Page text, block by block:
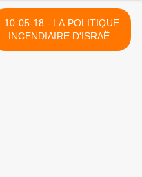
10-05-18 - LA POLITIQUE
INCENDIAIRE D'ISRAËL
ME RAPPELLE CELLES DE